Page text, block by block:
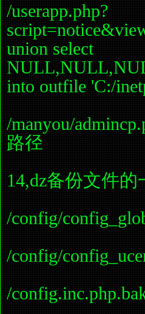
/userapp.php?
union select
into outfile 'C:/
/manyou/
路径
14,dz备份文件
/config/
/config/
/